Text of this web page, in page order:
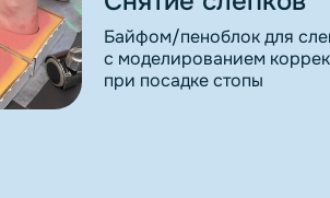
Байфом/пеноблок для
с моделированием
при посадке стопы